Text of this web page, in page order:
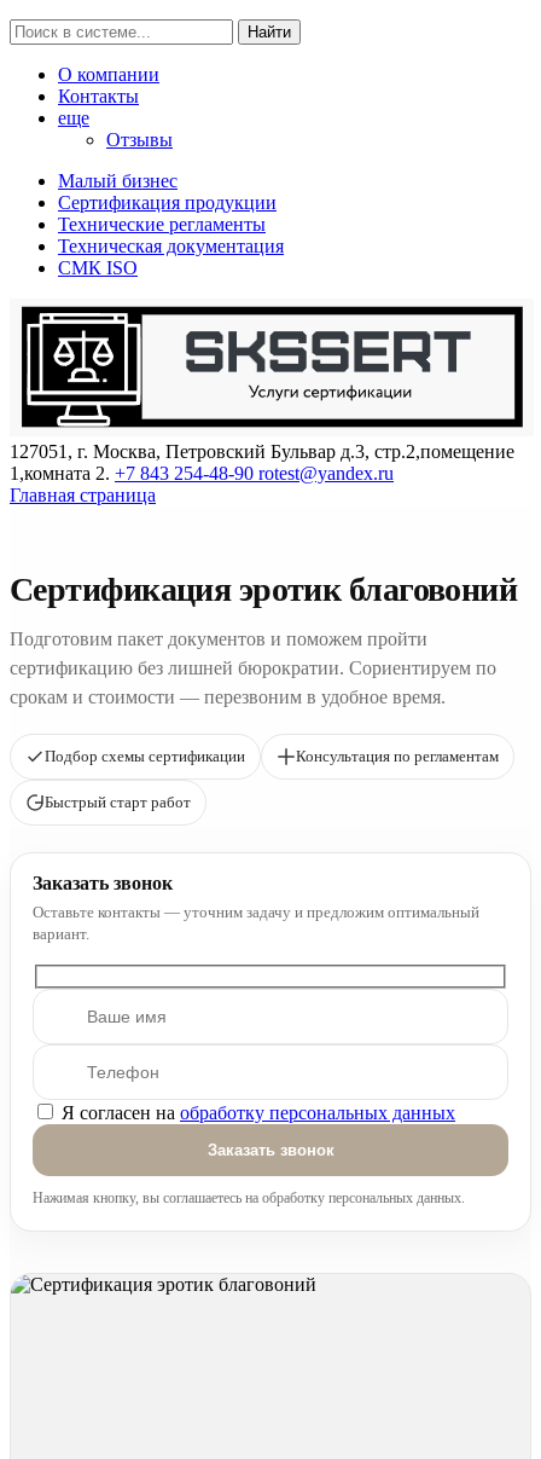
Найти
О компании
Контакты
еще
Отзывы
Малый бизнес
Сертификация продукции
Технические регламенты
Техническая документация
СМК ISO
127051, г. Москва, Петровский Бульвар д.3, стр.2,помещение
1,комната 2. +7 843 254-48-90 rotest@yandex.ru
Главная страница
Сертификация эротик благовоний
Подготовим пакет документов и поможем пройти
сертификацию без лишней бюрократии. Сориентируем по
срокам и стоимости — перезвоним в удобное время.
Подбор схемы сертификации Консультация по регламентам
Быстрый старт работ
Заказать звонок
Оставьте контакты — уточним задачу и предложим оптимальный
вариант.
Оставьте это поле пустым.
Я согласен на обработку персональных данных
Нажимая кнопку, вы соглашаетесь на обработку персональных данных.